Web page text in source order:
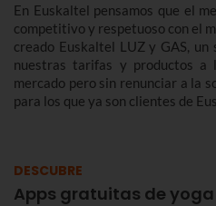
En Euskaltel pensamos que el
competitivo y respetuoso con el
creado Euskaltel LUZ y GAS,
nuestras tarifas y productos a
mercado pero sin renunciar a la
para los que ya son clientes de
DESCUBRE
Apps gratuitas de yoga